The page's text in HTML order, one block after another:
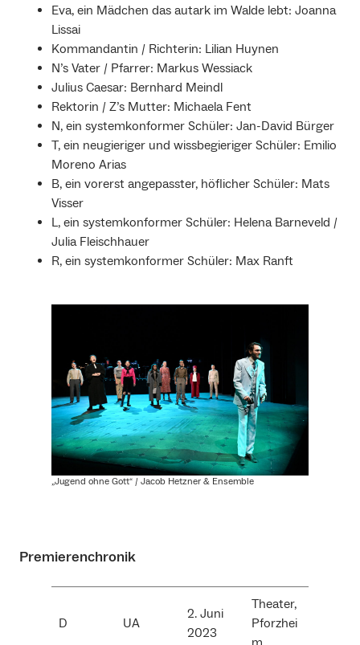
Eva, ein Mädchen das autark im Walde lebt: Joanna
Lissai
Kommandantin / Richterin: Lilian Huynen
N’s Vater / Pfarrer: Markus Wessiack
Julius Caesar: Bernhard Meindl
Rektorin / Z’s Mutter: Michaela Fent
N, ein systemkonformer Schüler: Jan-David Bürger
T, ein neugieriger und wissbegieriger Schüler: Emilio
Moreno Arias
B, ein vorerst angepasster, höflicher Schüler: Mats
Visser
L, ein systemkonformer Schüler: Helena Barneveld /
Julia Fleischhauer
R, ein systemkonformer Schüler: Max Ranft
„Jugend ohne Gott“ / Jacob Hetzner & Ensemble
Premierenchronik
D UA
2. Juni
2023
Theater,
Pforzhei